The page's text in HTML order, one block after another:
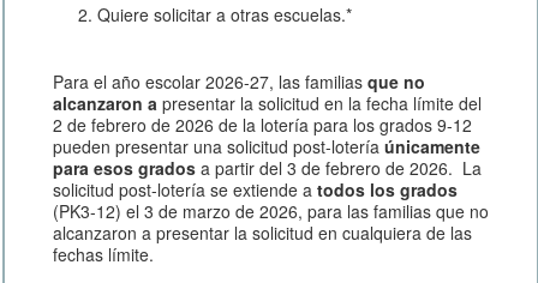
Quiere solicitar a otras escuelas.*
Para el año escolar 2026-27, las familias que no
alcanzaron a presentar la solicitud en la fecha límite del
2 de febrero de 2026 de la lotería para los grados 9-12
pueden presentar una solicitud post-lotería únicamente
para esos grados a partir del 3 de febrero de 2026. La
solicitud post-lotería se extiende a todos los grados
(PK3-12) el 3 de marzo de 2026, para las familias que no
alcanzaron a presentar la solicitud en cualquiera de las
fechas límite.